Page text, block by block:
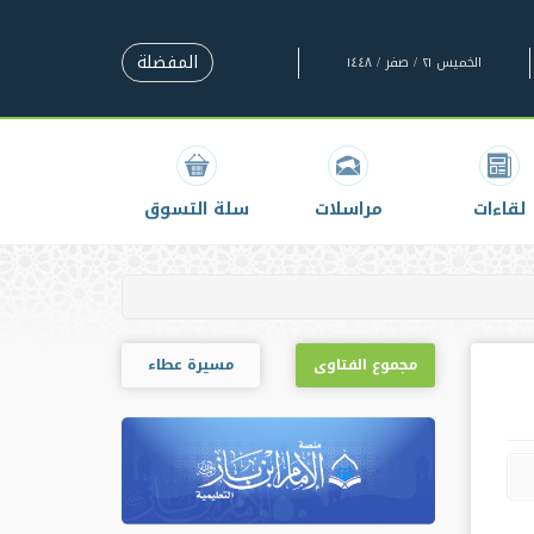
الخميس ٢١ / صفر / ١٤٤٨ المفضلة
لقاءات مراسلات سلة التسوق
مجموع الفتاوى مسيرة عطاء